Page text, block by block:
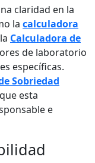
claridad en la
la calculadora
Calculadora de
de laboratorio
específicas.
Sobriedad
esta
e